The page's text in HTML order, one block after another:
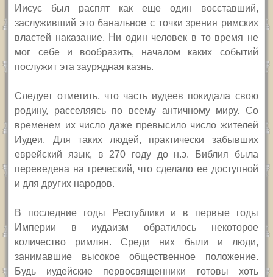
Иисус был распят как еще один восставший,
заслуживший это банальное с точки зрения римских
властей наказание. Ни один человек в то время не
мог себе и вообразить, началом каких событий
послужит эта заурядная казнь.
Следует отметить, что часть иудеев покидала свою
родину, расселяясь по всему античному миру. Со
временем их число даже превысило число жителей
Иудеи. Для таких людей, практически забывших
еврейский язык, в 270 году до н.э. Библия была
переведена на греческий, что сделало ее доступной
и для других народов.
В последние годы Республики и в первые годы
Империи в иудаизм обратилось некоторое
количество римлян. Среди них были и люди,
занимавшие высокое общественное положение.
Будь иудейские первосвященники готовы хоть